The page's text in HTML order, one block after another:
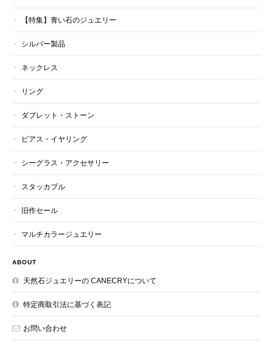
【特集】青い石のジュエリー
シルバー製品
ネックレス
リング
ダブレット・ストーン
ピアス・イヤリング
シーグラス・アクセサリー
スタッカブル
旧作セール
マルチカラージュエリー
ABOUT
天然石ジュエリーの CANECRYについて
特定商取引法に基づく表記
お問い合わせ